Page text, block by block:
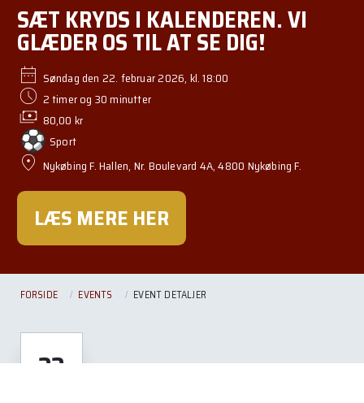
SÆT KRYDS I KALENDEREN. VI
GLÆDER OS TIL AT SE DIG!
date_range Søndag den 22. februar 2026, kl. 18:00
schedule 2 timer og 30 minutter
payments 80,00 kr
Sport
location_on Nykøbing F. Hallen, Nr. Boulevard 4A, 4800 Nykøbing F.
LÆS MERE HER
FORSIDE EVENTS EVENT DETALJER
22